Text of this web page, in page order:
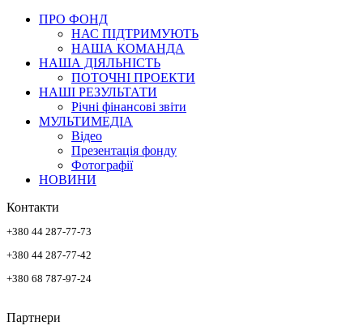
ПРО ФОНД
НАС ПІДТРИМУЮТЬ
НАША КОМАНДА
НАША ДІЯЛЬНІСТЬ
ПОТОЧНІ ПРОЕКТИ
НАШІ РЕЗУЛЬТАТИ
Річні фінансові звіти
МУЛЬТИМЕДІА
Відео
Презентація фонду
Фотографії
НОВИНИ
Контакти
+380 44 287-77-73
+380 44 287-77-42
+380 68 787-97-24
Партнери